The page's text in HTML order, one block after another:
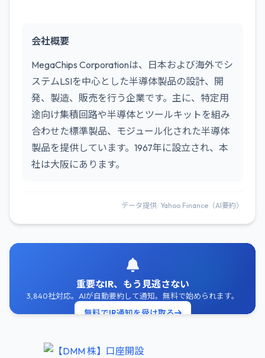
会社概要
MegaChips Corporationは、日本および海外でシ
ステムLSIを中心とした半導体製品の設計、開
発、製造、販売を行う企業です。主に、特定用
途向け集積回路や半導体とツールキットを組み
合わせた標準製品、モジュール化された半導体
製品を提供しています。1967年に設立され、本
社は大阪にあります。
データ提供: Yahoo Finance（AI要約）
重要なIR、もう見逃さない
3,840社対応。AIが自動要約して通知。無料で始められます。
無料でIR通知を受け取る